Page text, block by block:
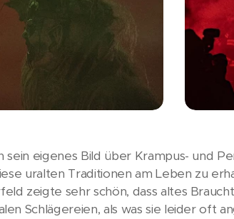
eigenes Bild über Krampus- und
uralten Traditionen am Leben zu
zeigte sehr schön, dass altes
Schlägereien, als was sie leider oft